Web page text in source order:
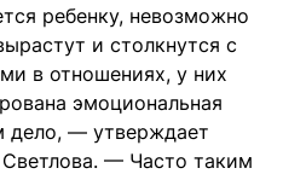
ребенку, невозможно
и столкнутся с
в отношениях, у них
эмоциональная
дело, — утверждает
— Часто таким